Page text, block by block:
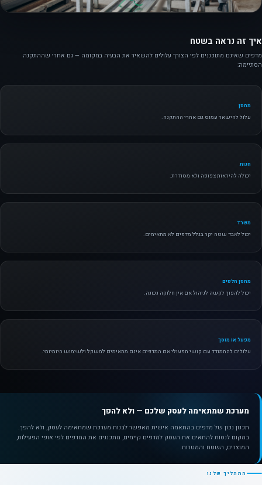
איך זה נראה בשטח
מדפים שאינם מתוכננים לפי הצורך עלולים להשאיר את הבעיה במקומה — גם אחרי שההתקנה
הסתיימה:
מחסן
עלול להישאר עמוס גם אחרי ההתקנה.
חנות
יכולה להיראות צפופה ולא מסודרת.
משרד
יכול לאבד שטח יקר בגלל מדפים לא מתאימים.
מחסן חלפים
יכול להפוך לקשה לניהול אם אין חלוקה נכונה.
מפעל או מוסך
עלולים להתמודד עם קושי תפעולי אם המדפים אינם מתאימים למשקל ולשימוש היומיומי.
מערכת שמתאימה לעסק שלכם — ולא להפך
תכנון נכון של מדפים בהתאמה אישית מאפשר לבנות מערכת שמתאימה לעסק, ולא להפך.
במקום לנסות להתאים את העסק למדפים קיימים, מתכננים את המדפים לפי אופי הפעילות,
המוצרים, השטח והמטרות.
התהליך שלנו